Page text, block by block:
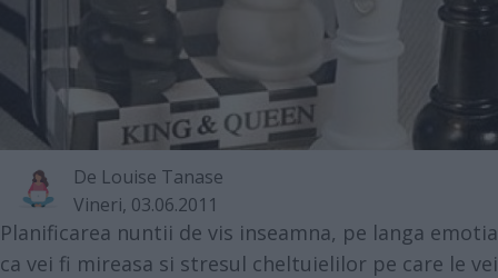
De Louise Tanase
Vineri, 03.06.2011
Planificarea nuntii de vis inseamna, pe langa emotia
ca vei fi mireasa si stresul cheltuielilor pe care le vei